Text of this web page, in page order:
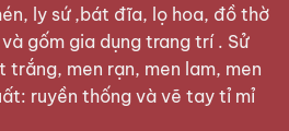
ly sứ ,bát đĩa, lọ hoa, đồ thờ
gốm gia dụng trang trí . Sử
men rạn, men lam, men
ruyền thống và vẽ tay tỉ mỉ